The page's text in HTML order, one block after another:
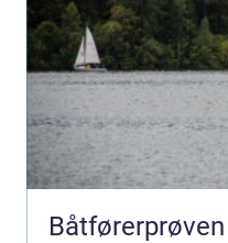
Båtførerprøven